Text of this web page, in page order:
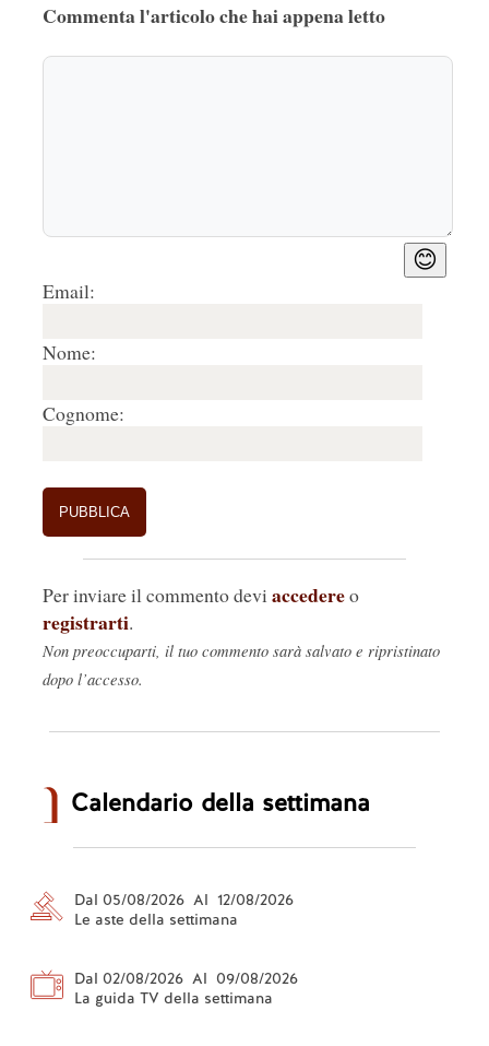
Commenta l'articolo che hai appena letto
😊
Email:
Nome:
Cognome:
Per inviare il commento devi accedereo
registrarti.
Non preoccuparti, il tuo commento sarà salvato e ripristinato
dopo l’accesso.
Calendario della settimana
Dal 05/08/2026 Al 12/08/2026
Le aste della settimana
Dal 02/08/2026 Al 09/08/2026
La guida TV della settimana